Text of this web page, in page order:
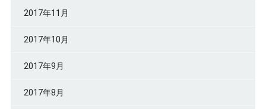
2017年11月
2017年10月
2017年9月
2017年8月